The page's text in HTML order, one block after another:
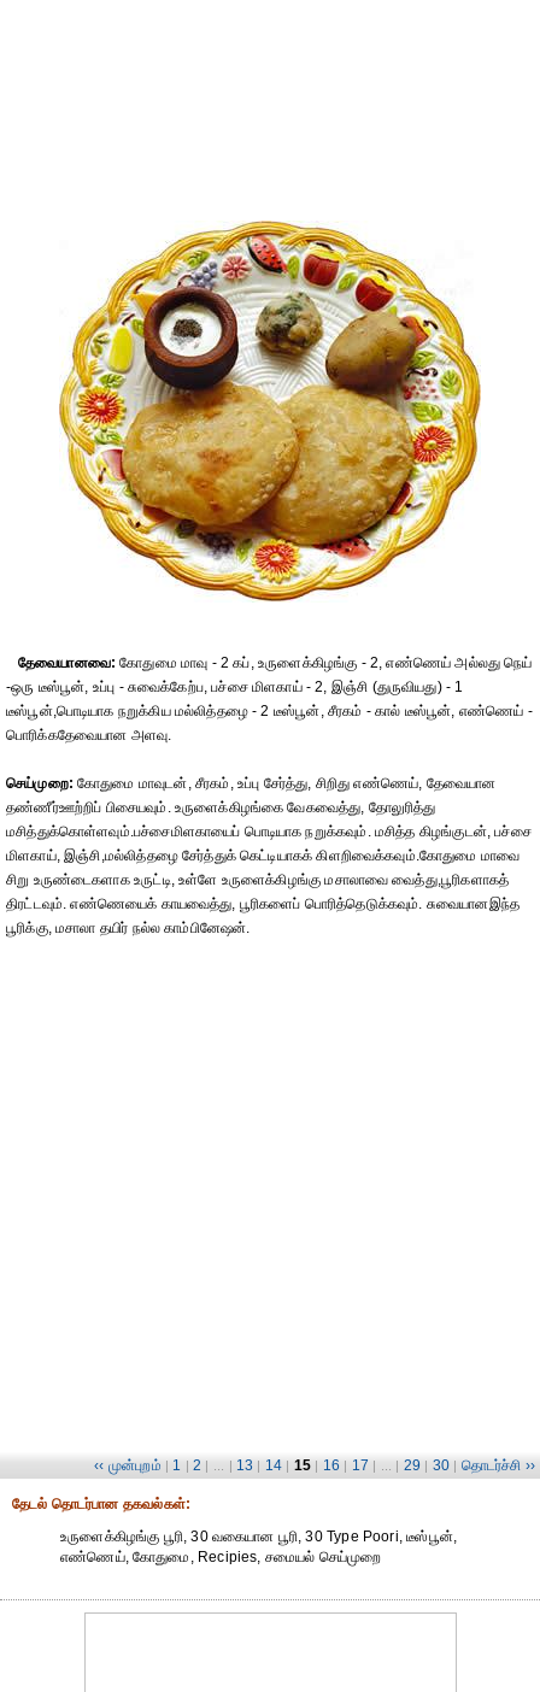
தேவையானவை: கோதுமை மாவு - 2 கப், உருளைக்கிழங்கு - 2, எண்ணெய் அல்லது நெய்
-ஒரு டீஸ்பூன், உப்பு - சுவைக்கேற்ப, பச்சை மிளகாய் - 2, இஞ்சி (துருவியது) - 1
டீஸ்பூன்,பொடியாக நறுக்கிய மல்லித்தழை - 2 டீஸ்பூன், சீரகம் - கால் டீஸ்பூன், எண்ணெய் -
பொரிக்கதேவையான அளவு.
செய்முறை: கோதுமை மாவுடன், சீரகம், உப்பு சேர்த்து, சிறிது எண்ணெய், தேவையான
தண்ணீர்ஊற்றிப் பிசையவும். உருளைக்கிழங்கை வேகவைத்து, தோலுரித்து
மசித்துக்கொள்ளவும்.பச்சைமிளகாயைப் பொடியாக நறுக்கவும். மசித்த கிழங்குடன், பச்சை
மிளகாய், இஞ்சி,மல்லித்தழை சேர்த்துக் கெட்டியாகக் கிளறிவைக்கவும்.கோதுமை மாவை
சிறு உருண்டைகளாக உருட்டி, உள்ளே உருளைக்கிழங்கு மசாலாவை வைத்து,பூரிகளாகத்
திரட்டவும். எண்ணெயைக் காயவைத்து, பூரிகளைப் பொரித்தெடுக்கவும். சுவையானஇந்த
பூரிக்கு, மசாலா தயிர் நல்ல காம்பினேஷன்.
‹‹ முன்புறம் | 1 | 2 | ... | 13 | 14 | 15 | 16 | 17 | ... | 29 | 30 | தொடர்ச்சி ››
தேட‌ல் தொட‌ர்பான தகவ‌ல்க‌ள்:
உருளைக்கிழங்கு பூரி, 30 வகையான பூரி, 30 Type Poori, டீஸ்பூன்,
எண்ணெய், கோதுமை, Recipies, சமையல் செய்முறை